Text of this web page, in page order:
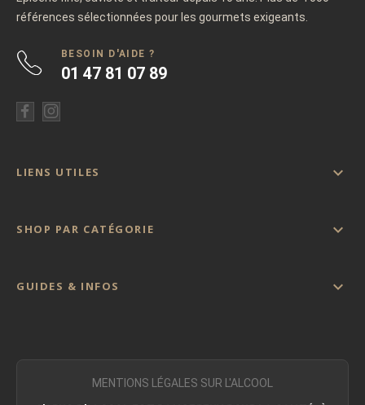
références sélectionnées pour les gourmets exigeants.
BESOIN D'AIDE ?
01 47 81 07 89
LIENS UTILES 
SHOP PAR CATÉGORIE 
GUIDES & INFOS 
MENTIONS LÉGALES SUR L'ALCOOL